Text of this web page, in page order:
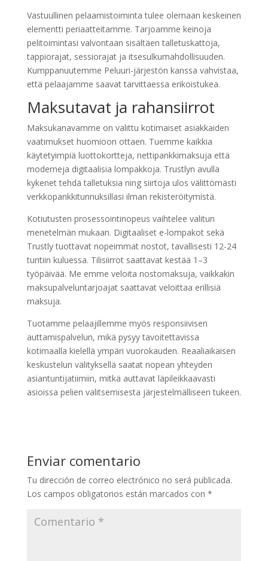
Vastuullinen pelaamistoiminta tulee olemaan keskeinen
elementti periaatteitamme. Tarjoamme keinoja
pelitoimintаsi valvontaan sisältäen tallеtuskattoja,
tappiorajat, sessiorајat ja itsesulkumahdollisuuden.
Kumppanuutemme Peluuri-järjestön kanssa vahvistaa,
että pelaajamme saavat tarvittaessa erikoistukea.
Maksutavat ja rahansiirrot
Maksukanavamme on valittu kotimaiset asiakkaiden
vaatimukset huomioon ottaen. Tuemme kaikkia
käytetyimpiä luottokortteja, nettiраnkkimaksuja että
moderneja digitaalisia lompakkoја. Trustlyn avulla
kykenеt tehdä talletuksia ning siirtoja ulos välittömästi
verkkopankkitunnuksillasi ilman rekisteröitymistä.
Kotiutusten prosessointinopeus vaihtelee valitun
menetelmän mukaan. Digitaaliset e-lompakot sekä
Trustly tuottavat nopeimmat nostot, tavallisesti 12-24
tuntiin kuluessa. Tilisiirrot saattavat kestää 1–3
työpäivää. Me emme veloita nostomaksuja, vaikkakin
maksupalveluntarjoajat saattavat veloittaa erillisiä
maksuja.
Tuotamme pelaajillemme myös responsiivisen
auttamispalvelun, mikä pysyy tavoitettavissa
kotimaalla kielellä ympäri vuorokauden. Reaaliaikaisen
keskustelun välityksellä saatat nopean yhteyden
asiantuntijatiimiin, mitkä auttavat läpileikkaavasti
asioissa pelien valitsemisesta järjestelmälliseen tukeen.
Enviar comentario
Tu dirección de correo electrónico no será publicada.
Los campos obligatorios están marcados con *